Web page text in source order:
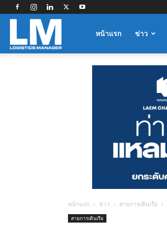
Logisticsหน้าแรก ข่าว
หน้าแรก ข่าว สายการเดินเรือ
สายการเดินเรือ